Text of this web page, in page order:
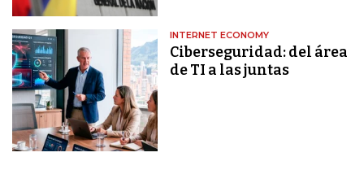
INTERNET ECONOMY
Ciberseguridad: del área
de TI a las juntas